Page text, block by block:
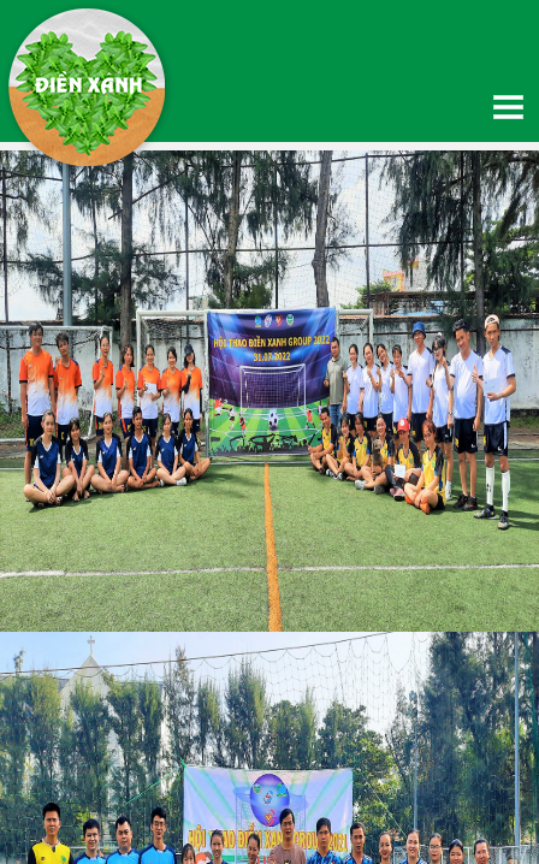
TRANG CHỦ
GIỚI THIỆU
Giới thiệu về Điền Xanh
Giới thiệu về Quỹ thiện nguyện Hạnh Phúc
Thông tin chuyển khoản
Hệ thống phân phối
SẢN PHẨM
TIN TỨC
Tin Nông nghiệp
Tin Công ty
TUYỂN DỤNG
CHĂM SÓC KHÁCH HÀNG
Chính sách đổi trả
Liên hệ